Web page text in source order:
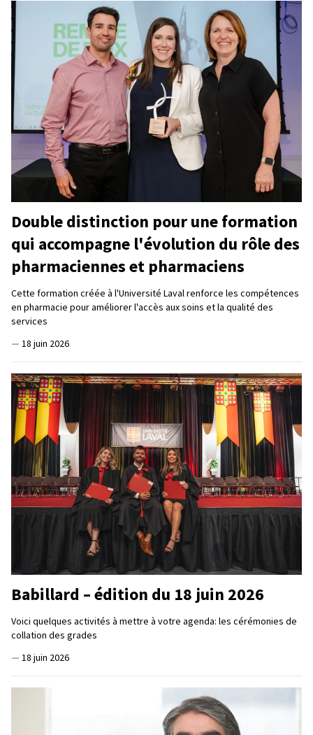
Double distinction pour une formation
qui accompagne l'évolution du rôle des
pharmaciennes et pharmaciens
Cette formation créée à l'Université Laval renforce les compétences
en pharmacie pour améliorer l'accès aux soins et la qualité des
services
— 18 juin 2026
Babillard – édition du 18 juin 2026
Voici quelques activités à mettre à votre agenda: les cérémonies de
collation des grades
— 18 juin 2026